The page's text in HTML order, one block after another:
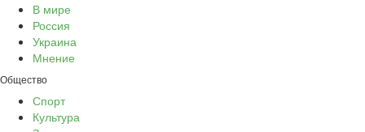
В мире
Россия
Украина
Мнение
Общество
Спорт
Культура